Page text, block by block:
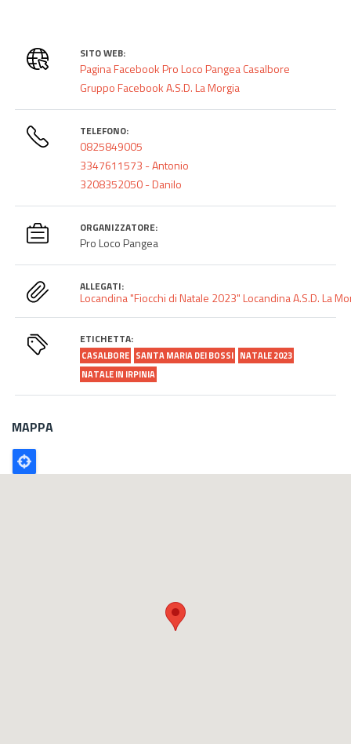
SITO WEB:
Pagina Facebook Pro Loco Pangea Casalbore
Gruppo Facebook A.S.D. La Morgia
TELEFONO:
0825849005
3347611573 - Antonio
3208352050 - Danilo
ORGANIZZATORE:
Pro Loco Pangea
ALLEGATI:
Locandina "Fiocchi di Natale 2023"Locandina A.S.D. La
ETICHETTA:
CASALBORE SANTA MARIA DEI BOSSI NATALE 2023
NATALE IN IRPINIA
MAPPA
Poligono
GEO